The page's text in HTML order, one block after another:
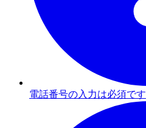
電話番号の入力は必須です